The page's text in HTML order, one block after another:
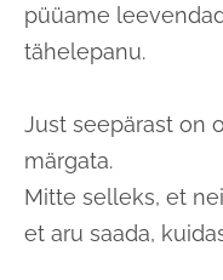
püüame
tähelepanu.
Just seepärast on
märgata.
Mitte selleks, et
et aru saada,